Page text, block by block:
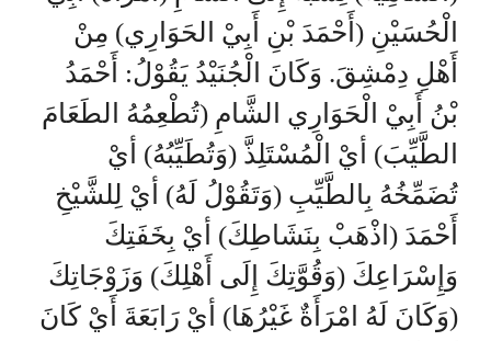
الْحُسَيْنِ (أَحْمَدَ بْنِ أَبِيْ الحَوَارِي) مِنْ
أَهْلِ دِمْشِقَ. وَكَانَ الْجُنَيْدُ يَقُوْلُ: أَحْمَدُ
بْنُ أَبِيْ الْحَوَارِي الشَّامِ (تُطْعِمُهُ الطَعَامَ
الطَّيِّبَ) أيْ الْمُسْتَلِذَّ (وَتُطَيِّبُهُ) أيْ
تُضَمِّخُهُ بِالطَّيِّبِ (وَتَقُوْلُ لَهُ) أيْ لِلشَّيْخِ
أَحْمَدَ (اذْهَبْ بِنَشَاطِكَ) أيْ بِخَفَتِكَ
وَإِسْرَاعِكَ (وَقُوَّتِكَ إِلَى أَهْلِكَ) وَزَوْجَاتِكَ
(وَكَانَ لَهُ امْرَأَةٌ غَيْرُهَا) أيْ رَابَعَةَ أَيْ كَانَ